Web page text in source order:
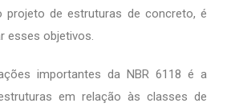
projeto de estruturas de concreto, é
esses objetivos.
importantes da NBR 6118 é a
em relação às classes de